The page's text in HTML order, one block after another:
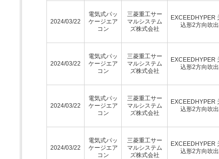
2024/03/22
電気式パッ
ケージエア
コン
三菱重工サー
マルシステム
ズ株式会社
EXCEEDHYPER
込形2方向吹
2024/03/22
電気式パッ
ケージエア
コン
三菱重工サー
マルシステム
ズ株式会社
EXCEEDHYPER
込形2方向吹
2024/03/22
電気式パッ
ケージエア
コン
三菱重工サー
マルシステム
ズ株式会社
EXCEEDHYPER
込形2方向吹
2024/03/22
電気式パッ
ケージエア
コン
三菱重工サー
マルシステム
ズ株式会社
EXCEEDHYPER
込形2方向吹